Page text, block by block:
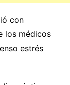
con
los médicos
estrés